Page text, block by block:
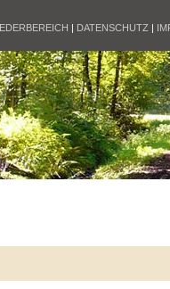
| DATENSCHUTZ |